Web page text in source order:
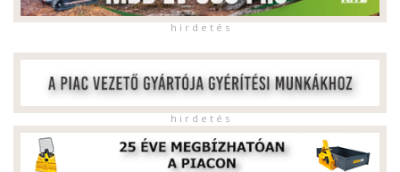
h i r d e t é s
h i r d e t é s